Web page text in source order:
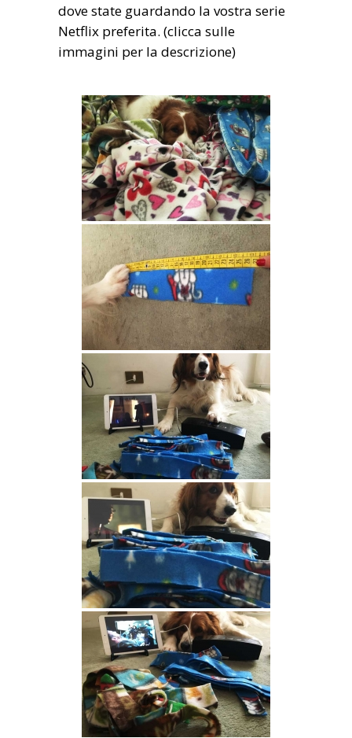
dove state guardando la vostra serie
Netflix preferita. (clicca sulle
immagini per la descrizione)